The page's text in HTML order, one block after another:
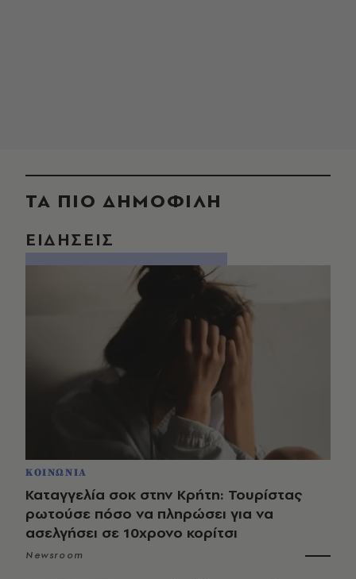
ΤΑ ΠΙΟ ΔΗΜΟΦΙΛΗ
ΕΙΔΗΣΕΙΣ
ΚΟΙΝΩΝΙΑ
Καταγγελία σοκ στην Κρήτη: Τουρίστας
ρωτούσε πόσο να πληρώσει για να
ασελγήσει σε 10χρονο κορίτσι
Newsroom